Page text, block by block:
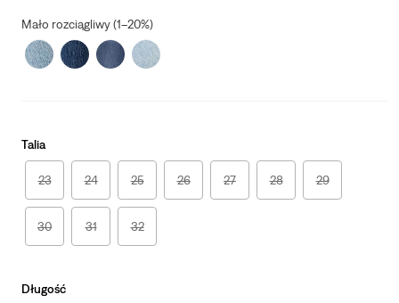
Mało rozciągliwy (1–20%)
Talia
23 24 25 26 27 28 29
30 31 32
Długość